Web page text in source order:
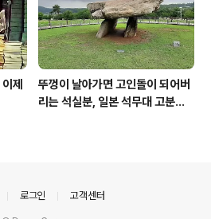
제
뚜껑이 날아가면 고인돌이 되어버
리는 석실분, 일본 석무대 고분의
로그인 고객센터